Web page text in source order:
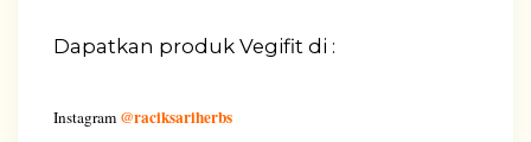
Dapatkan produk Vegifit di :
Instagram @raciksariherbs